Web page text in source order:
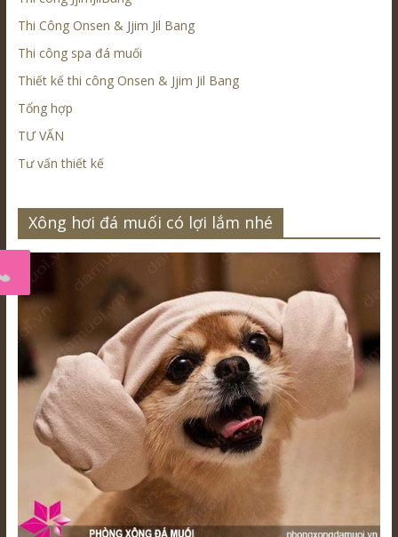
Thi Công Onsen & Jjim Jil Bang
Thi công spa đá muối
Thiết kế thi công Onsen & Jjim Jil Bang
Tổng hợp
TƯ VẤN
Tư vấn thiết kế
Xông hơi đá muối có lợi lắm nhé